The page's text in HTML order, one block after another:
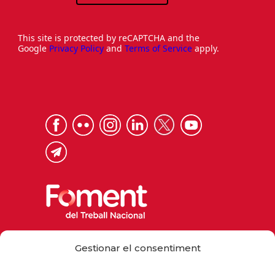
Gestionar el consentiment
This site is protected by reCAPTCHA and the
Google Privacy Policy and Terms of Service apply.